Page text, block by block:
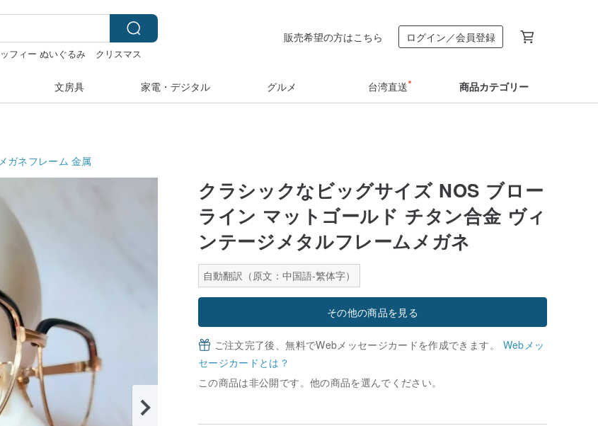
フィー ぬいぐるみ
クリスマス
販売希望の方はこちら ログイン／会員登録
文房具 家電・デジタル グルメ 台湾直送 商品カテゴリー
ガネフレーム 金属
クラシックなビッグサイズ NOS ブロー
ライン マットゴールド チタン合金 ヴィ
ンテージメタルフレームメガネ
自動翻訳（原文：中国語-繁体字）
その他の商品を見る
ご注文完了後、無料でWebメッセージカードを作成できます。 Webメッ
セージカードとは？
この商品は非公開です。他の商品を選んでください。